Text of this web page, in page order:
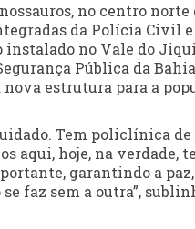
no centro norte
da Polícia Civil
instalado no Vale do
Pública da Bahia
estrutura para a
Tem policlínica
aqui, hoje, na verdade,
garantindo a
faz sem a outra”,